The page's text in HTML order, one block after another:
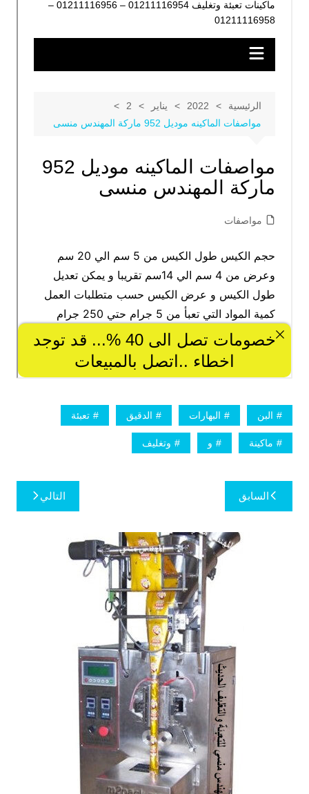
البن البهارات الدقيق تعبئة
ماكينة و وتغليف
تصفّح
المقالات
السابق التالي